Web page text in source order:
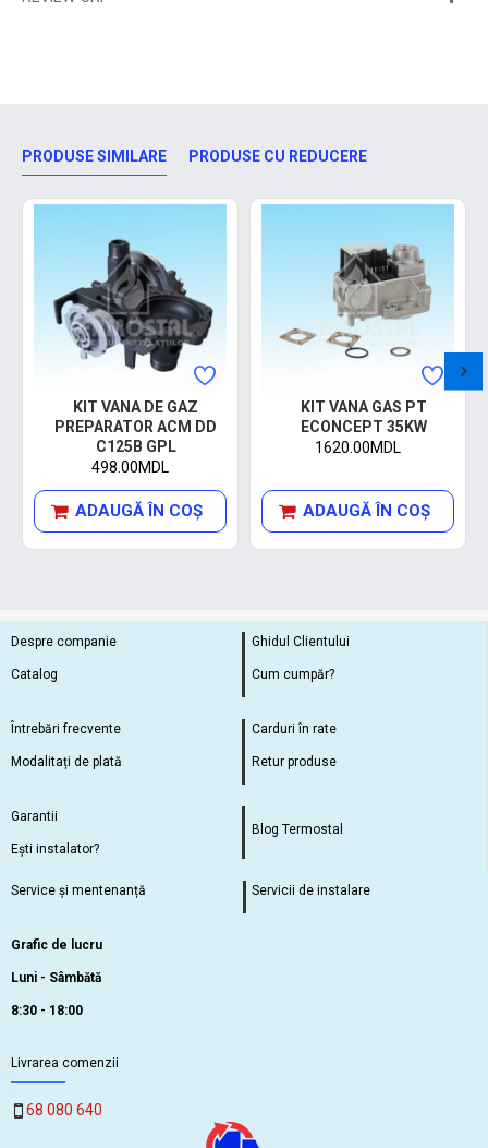
PRODUSE SIMILARE PRODUSE CU REDUCERE
KIT VANA DE GAZ
PREPARATOR ACM DD
C125B GPL
498.00MDL
ADAUGĂ ÎN COŞ
KIT VANA GAS PT
ECONCEPT 35KW
1620.00MDL
ADAUGĂ ÎN COŞ
Despre companie
Catalog
Ghidul Clientului
Cum cumpăr?
Întrebări frecvente
Modalitați de plată
Carduri în rate
Retur produse
Garantii
Ești instalator?
Blog Termostal
Service și mentenanță Servicii de instalare
Grafic de lucru
Luni - Sâmbătă
8:30 - 18:00
Livrarea comenzii
68 080 640